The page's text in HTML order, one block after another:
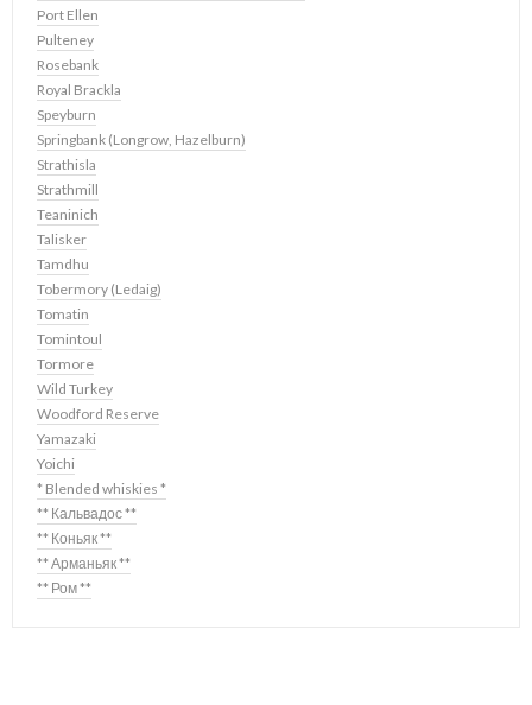
Port Ellen
Pulteney
Rosebank
Royal Brackla
Speyburn
Springbank (Longrow, Hazelburn)
Strathisla
Strathmill
Teaninich
Talisker
Tamdhu
Tobermory (Ledaig)
Tomatin
Tomintoul
Tormore
Wild Turkey
Woodford Reserve
Yamazaki
Yoichi
* Blended whiskies *
** Кальвадос **
** Коньяк **
** Арманьяк **
** Ром **